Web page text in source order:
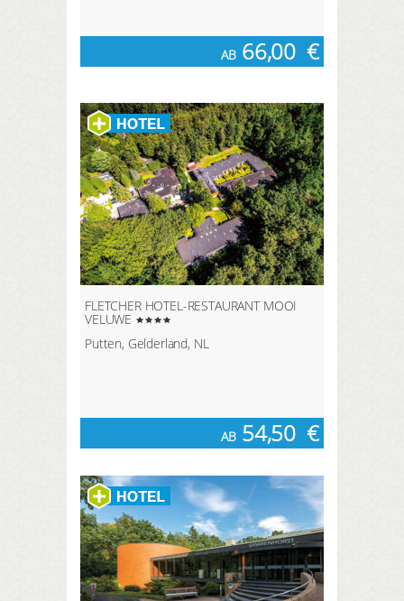
AB 66,00 €
FLETCHER HOTEL-RESTAURANT MOOI
VELUWE
Putten, Gelderland, NL
AB 54,50 €